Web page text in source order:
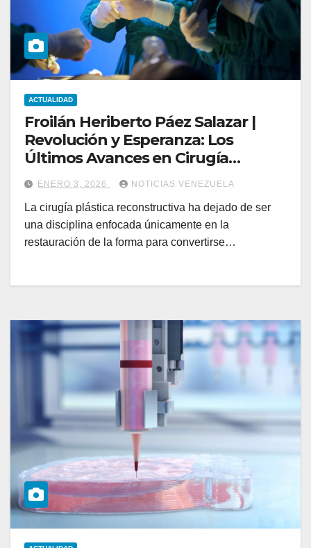
ACTUALIDAD
Froilán Heriberto Páez Salazar |
Revolución y Esperanza: Los
Últimos Avances en Cirugía
Plástica Reconstructiva y su
Impacto Tecnológico
ENERO 3, 2026 NOTICIAS VENEZUELA
La cirugía plástica reconstructiva ha dejado de ser
una disciplina enfocada únicamente en la
restauración de la forma para convertirse…